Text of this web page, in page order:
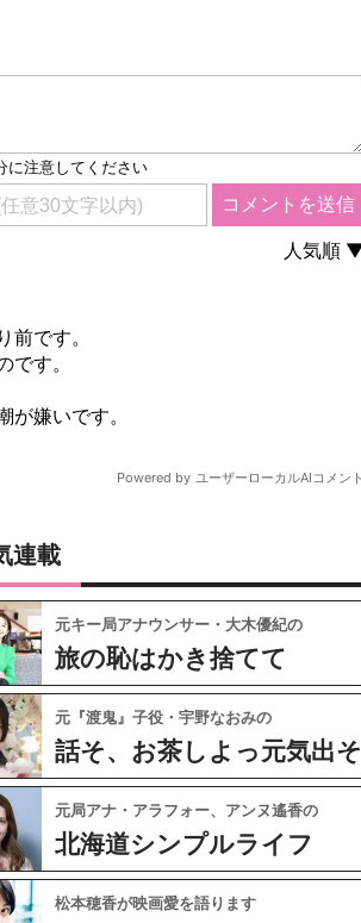
連載
元キー局アナウンサー・大木優紀の
旅の恥はかき捨てて
元『渡鬼』子役・宇野なおみの
話そ、お茶しよっ元気出そ
元局アナ・アラフォー、アンヌ遙香の
北海道シンプルライフ
松本穂香が映画愛を語ります